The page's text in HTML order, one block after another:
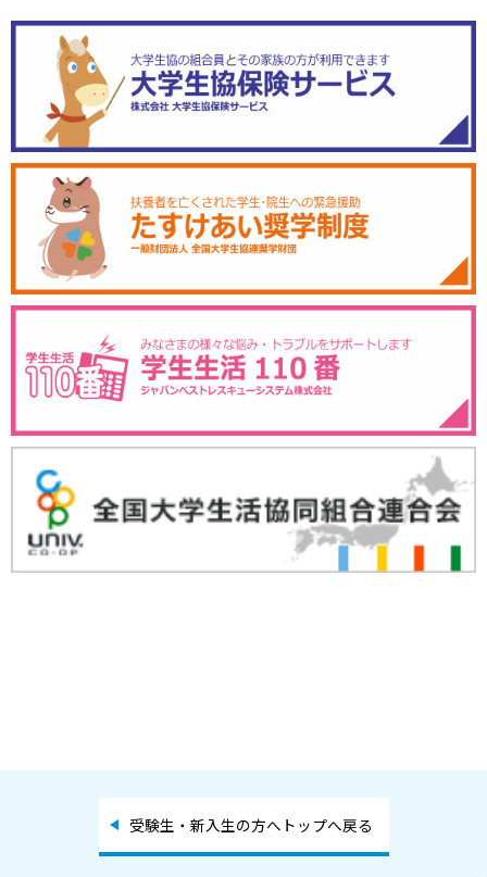
受験生・新入生の方へトップへ戻る